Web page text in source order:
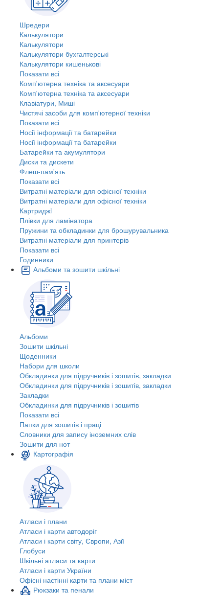
Шредери
Калькулятори
Калькулятори
Калькулятори бухгалтерські
Калькулятори кишенькові
Показати всі
Комп'ютерна техніка та аксесуари
Комп'ютерна техніка та аксесуари
Клавіатури, Миші
Чистячі засоби для комп'ютерної техніки
Показати всі
Носії інформації та батарейки
Носії інформації та батарейки
Батарейки та акумулятори
Диски та дискети
Флеш-пам'ять
Показати всі
Витратні матеріали для офісної техніки
Витратні матеріали для офісної техніки
Картриджi
Плівки для ламінатора
Пружини та обкладинки для брошурувальника
Витратні матеріали для принтерів
Показати всі
Годинники
Альбоми та зошити шкільні
Альбоми
Зошити шкільні
Щоденники
Набори для школи
Обкладинки для підручників і зошитів, закладки
Обкладинки для підручників і зошитів, закладки
Закладки
Обкладинки для підручників і зошитів
Показати всі
Папки для зошитів і праці
Словники для запису іноземних слів
Зошити для нот
Картографія
Атласи і плани
Атласи і карти автодоріг
Атласи і карти світу, Європи, Азії
Глобуси
Шкільні атласи та карти
Атласи і карти України
Офісні настінні карти та плани міст
Рюкзаки та пенали